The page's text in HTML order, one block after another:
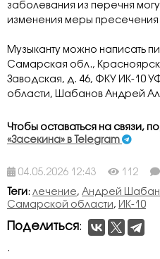
заболевания из перечня
изменения меры
Музыканту можно написать
Самарская обл.,
Заводская, д. 46, ФКУ ИК-10
области, Шабанов Андрей
Чтобы оставаться на связи,
«Засекина» в Telegram
04.05.2026 12:43 112
Теги : лечение, Андрей
Самарской области , ИК-10
Поделиться :
.